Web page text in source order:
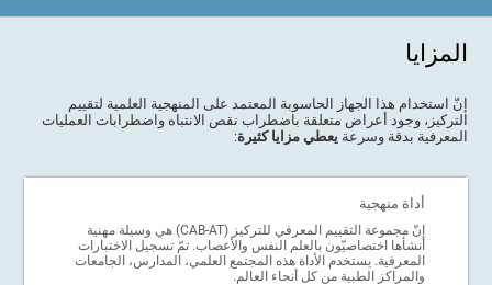
المزايا
إنّ استخدام هذا الجهاز الحاسوبة المعتمد على المنهجية العلمية لتقييم
التركيز، وجود أعراض متعلقة باضطراب نقص الانتباه واضطرابات العمليات
المعرفية بدقة وسرعة يعطي مزايا كثيرة:
أداة منهجية
إنّ مجموعة التقييم المعرفي للتركيز (CAB-AT) هي وسيلة مهنية
أنشأها اختصاصيّون بالعلم النفس والأعصاب. تمّ تسجيل الاختبارات
المعرفية. يستخدم الأداة هذه المجتمع العلمي، المدارس، الجامعات
والمراكز الطبية من كل أنحاء العالم.